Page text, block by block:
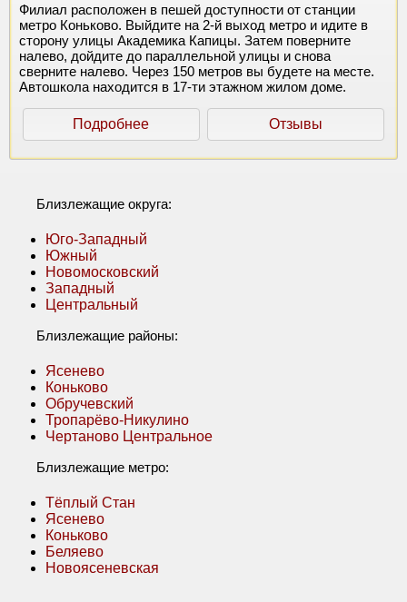
Филиал расположен в пешей доступности от станции
метро Коньково. Выйдите на 2-й выход метро и идите в
сторону улицы Академика Капицы. Затем поверните
налево, дойдите до параллельной улицы и снова
сверните налево. Через 150 метров вы будете на месте.
Автошкола находится в 17-ти этажном жилом доме.
Подробнее Отзывы
Близлежащие округа:
Юго-Западный
Южный
Новомосковский
Западный
Центральный
Близлежащие районы:
Ясенево
Коньково
Обручевский
Тропарёво-Никулино
Чертаново Центральное
Близлежащие метро:
Тёплый Стан
Ясенево
Коньково
Беляево
Новоясеневская